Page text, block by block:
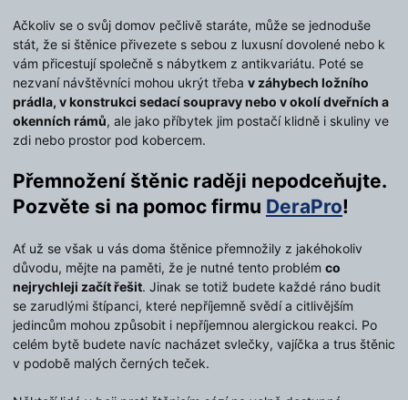
Ačkoliv se o svůj domov pečlivě staráte, může se jednoduše
stát, že si štěnice přivezete s sebou z luxusní dovolené nebo k
vám přicestují společně s nábytkem z antikvariátu. Poté se
nezvaní návštěvníci mohou ukrýt třeba v záhybech ložního
prádla, v konstrukci sedací soupravy nebo v okolí dveřních a
okenních rámů, ale jako příbytek jim postačí klidně i skuliny ve
zdi nebo prostor pod kobercem.
Přemnožení štěnic raději nepodceňujte.
Pozvěte si na pomoc firmu DeraPro!
Ať už se však u vás doma štěnice přemnožily z jakéhokoliv
důvodu, mějte na paměti, že je nutné tento problém co
nejrychleji začít řešit. Jinak se totiž budete každé ráno budit
se zarudlými štípanci, které nepříjemně svědí a citlivějším
jedincům mohou způsobit i nepříjemnou alergickou reakci. Po
celém bytě budete navíc nacházet svlečky, vajíčka a trus štěnic
v podobě malých černých teček.